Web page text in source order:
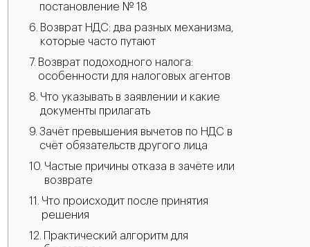
постановление № 18
Возврат НДС: два разных механизма,
которые часто путают
Возврат подоходного налога:
особенности для налоговых агентов
Что указывать в заявлении и какие
документы прилагать
Зачёт превышения вычетов по НДС в
счёт обязательств другого лица
Частые причины отказа в зачёте или
возврате
Что происходит после принятия
решения
Практический алгоритм для